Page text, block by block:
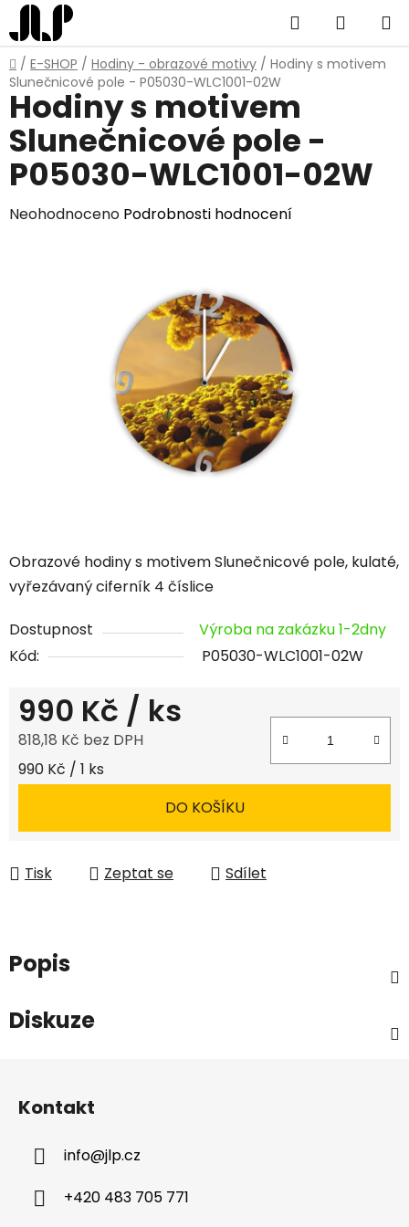
Přejít
na
obsah
Hledat
KOŠÍK
Domů
/ E-SHOP / Hodiny - obrazové motivy / Hodiny s motivem
Slunečnicové pole - P05030-WLC1001-02W
Obrazové hodiny s motivem Slunečnicové pole, kulaté,
vyřezávaný ciferník 4 číslice
Dostupnost
Výroba na zakázku 1-2dny
Kód:
P05030-WLC1001-02W
990 Kč / ks
818,18 Kč bez DPH
Měrná cena:
990 Kč / 1 ks
DO KOŠÍKU
Tisk Zeptat se Sdílet
Hodiny s motivem
Slunečnicové pole -
P05030-WLC1001-02W
Průměrné
Neohodnoceno Podrobnosti hodnocení
Popis
Diskuze
Kontakt
info@jlp.cz
+420 483 705 771